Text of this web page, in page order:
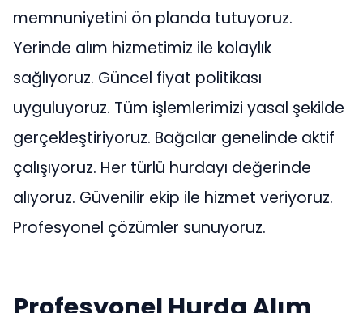
memnuniyetini ön planda tutuyoruz.
Yerinde alım hizmetimiz ile kolaylık
sağlıyoruz. Güncel fiyat politikası
uyguluyoruz. Tüm işlemlerimizi yasal şekilde
gerçekleştiriyoruz. Bağcılar genelinde aktif
çalışıyoruz. Her türlü hurdayı değerinde
alıyoruz. Güvenilir ekip ile hizmet veriyoruz.
Profesyonel çözümler sunuyoruz.